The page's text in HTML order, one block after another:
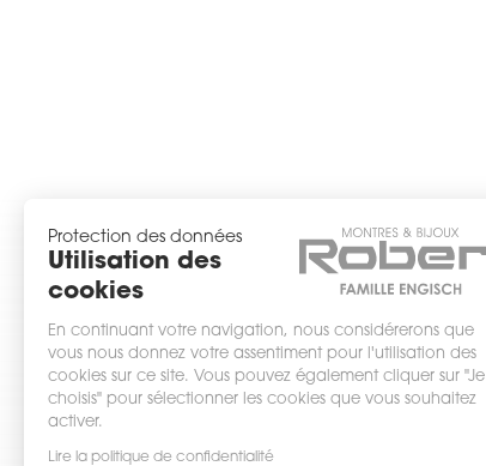
Protection des données
Utilisation des
cookies
En continuant votre navigation, nous considérerons que
vous nous donnez votre assentiment pour l'utilisation des
cookies sur ce site. Vous pouvez également cliquer sur "Je
choisis" pour sélectionner les cookies que vous souhaitez
activer.
Lire la politique de confidentialité